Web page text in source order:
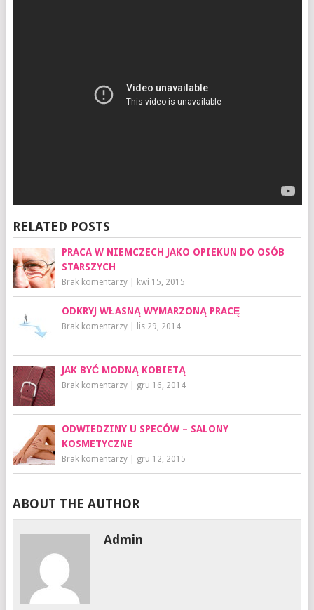
RELATED POSTS
PRACA W NIEMCZECH JAKO OPIEKUN DO OSÓB
STARSZYCH
Brak komentarzy| kwi 15, 2015
ODKRYJ WŁASNĄ WYMARZONĄ PRACĘ
Brak komentarzy| lis 29, 2014
JAK BYĆ MODNĄ KOBIETĄ
Brak komentarzy| gru 16, 2014
ODWIEDZINY U SPECÓW – SALONY
KOSMETYCZNE
Brak komentarzy| gru 12, 2015
ABOUT THE AUTHOR
Admin